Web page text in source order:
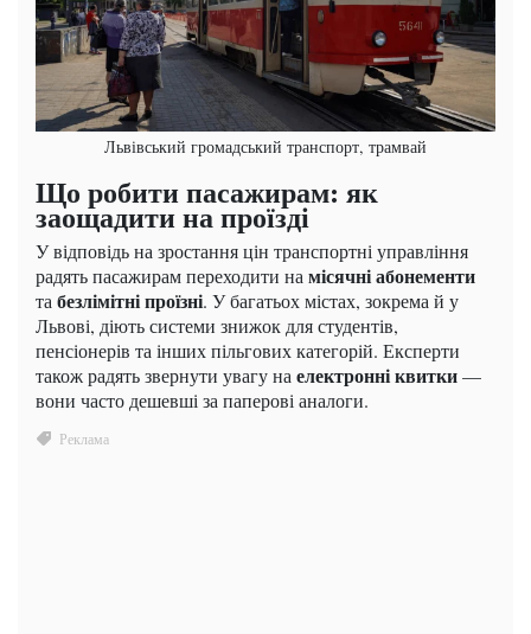
Львівський громадський транспорт, трамвай
Що робити пасажирам: як
заощадити на проїзді
У відповідь на зростання цін транспортні управління
радять пасажирам переходити намісячні абонементи
табезлімітні проїзні. У багатьох містах, зокрема й у
Львові, діють системи знижок для студентів,
пенсіонерів та інших пільгових категорій. Експерти
також радять звернути увагу наелектронні квитки—
вони часто дешевші за паперові аналоги.